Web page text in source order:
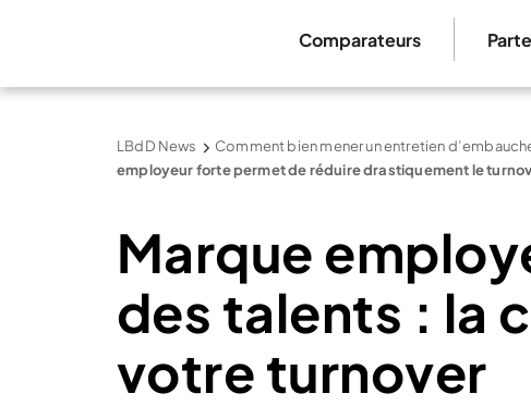
Comparateurs
LBdD News Comment bien mener un entretien
employeur forte permet de réduire drastiquement le
Marque
des talents : la
votre turnover